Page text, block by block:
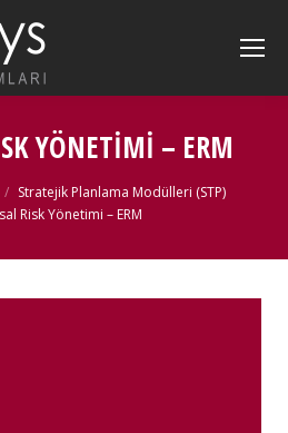
YÖNETIMI – ERM
Stratejik Planlama Modülleri (STP)
Risk Yönetimi – ERM